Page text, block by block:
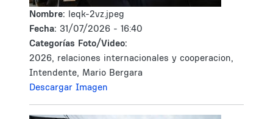
Nombre: leqk-2vz.jpeg
Fecha: 31/07/2026 - 16:40
Categorías Foto/Video:
2026, relaciones internacionales y cooperacion,
Intendente, Mario Bergara
Descargar Imagen